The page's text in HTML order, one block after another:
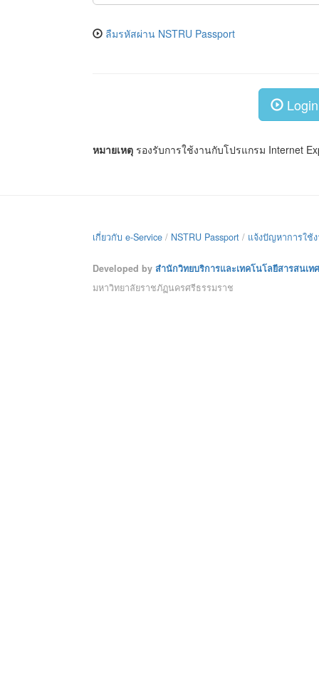
ลืมรหัสผ่าน NSTRU Passport
หมายเหตุ รองรับการใช้งานกับโปรแกรม Internet
เกี่ยวกับ e-Service / NSTRU Passport / แจ้งปัญหาการใช้
Developed by สำนักวิทยบริการและเทคโนโลยีสารสนเทศ
มหาวิทยาลัยราชภัฏนครศรีธรรมราช